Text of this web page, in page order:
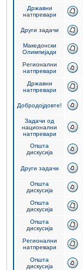
Државни
натпревари
Други задачи
Македонски
Олимпијади
Регионални
натпревари
Државни
натпревари
Добродојдовте!
Задачи од
национални
натпревари
Општа
дискусија
Други задачи
Општа
дискусија
Општа
дискусија
Општа
дискусија
Регионални
натпревари
Општа
дискусија